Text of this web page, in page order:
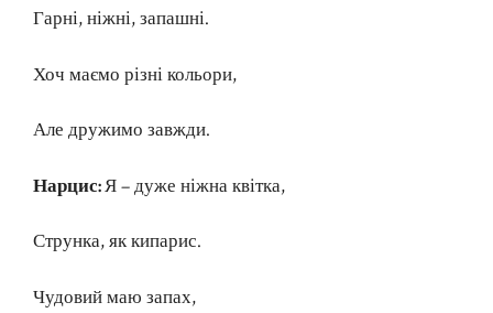
Гарні, ніжні, запашні.
Хоч маємо різні кольори,
Але дружимо завжди.
Нарцис:Я – дуже ніжна квітка,
Струнка, як кипарис.
Чудовий маю запах,